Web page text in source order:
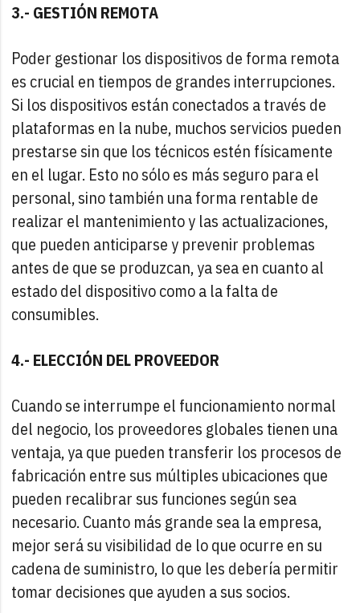
3.- GESTIÓN REMOTA
Poder gestionar los dispositivos de forma remota
es crucial en tiempos de grandes interrupciones.
Si los dispositivos están conectados a través de
plataformas en la nube, muchos servicios pueden
prestarse sin que los técnicos estén físicamente
en el lugar. Esto no sólo es más seguro para el
personal, sino también una forma rentable de
realizar el mantenimiento y las actualizaciones,
que pueden anticiparse y prevenir problemas
antes de que se produzcan, ya sea en cuanto al
estado del dispositivo como a la falta de
consumibles.
4.- ELECCIÓN DEL PROVEEDOR
Cuando se interrumpe el funcionamiento normal
del negocio, los proveedores globales tienen una
ventaja, ya que pueden transferir los procesos de
fabricación entre sus múltiples ubicaciones que
pueden recalibrar sus funciones según sea
necesario. Cuanto más grande sea la empresa,
mejor será su visibilidad de lo que ocurre en su
cadena de suministro, lo que les debería permitir
tomar decisiones que ayuden a sus socios.